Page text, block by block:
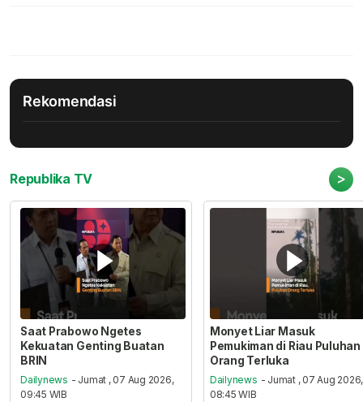
Rekomendasi
Republika TV >
Saat Prabowo Ngetes
Kekuatan Genting Buatan
BRIN
Dailynews - Jumat , 07 Aug 2026,
09:45 WIB
Monyet Liar Masuk
Pemukiman di Riau Puluhan
Orang Terluka
Dailynews - Jumat , 07 Aug 2026,
08:45 WIB